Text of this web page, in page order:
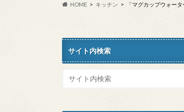
HOME キッチン 「マグカップウォー
サイト内検索